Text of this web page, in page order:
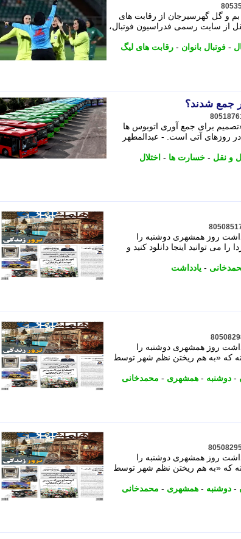
بم و گل گهرسیرجان از رقابت های
از سایت رسمی فدراسیون فوتبال،
- فوتبال بانوان - رقابت های لیگ
جمع شدند؟
برای جمع آوری اتوبوس ها
روزهای آتی است. - عبدالمطهر
و نقل - خسارت ها - اختلال
روز همشهری دوشنبه را
می توانید اینجا دانلود کنید و
- یادداشت
روز همشهری دوشنبه را
که «به هم ریختن نظم شهر توسط
- دوشنبه - همشهری - محمدخانی
روز همشهری دوشنبه را
که «به هم ریختن نظم شهر توسط
- دوشنبه - همشهری - محمدخانی